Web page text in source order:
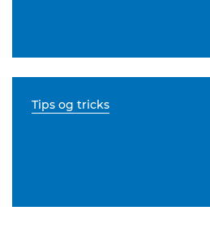
Tips og tricks